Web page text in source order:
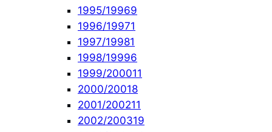
1995/19969
1996/19971
1997/19981
1998/19996
1999/200011
2000/20018
2001/200211
2002/200319